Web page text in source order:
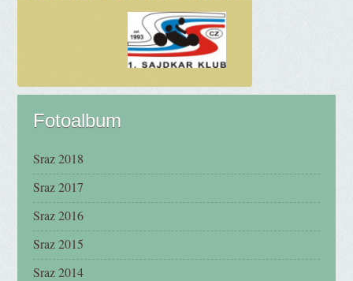
Fotoalbum
Sraz 2018
Sraz 2017
Sraz 2016
Sraz 2015
Sraz 2014